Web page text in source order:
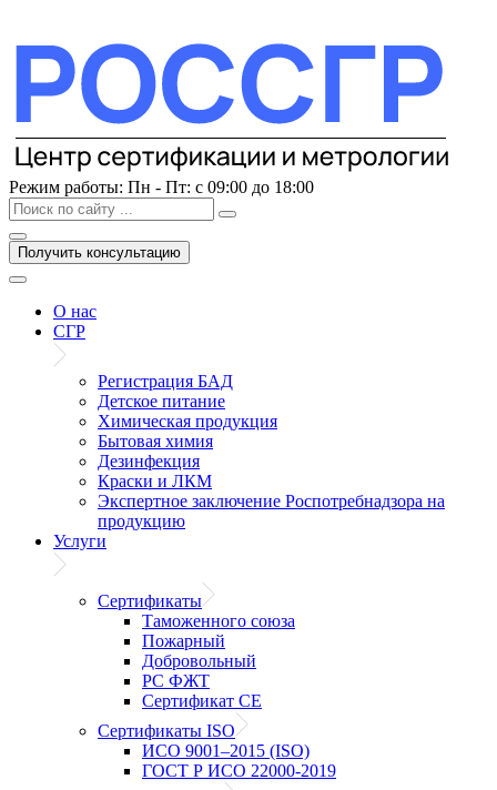
содержимому
Режим работы: Пн - Пт: с 09:00 до 18:00
Получить консультацию
О нас
СГР
Регистрация БАД
Детское питание
Химическая продукция
Бытовая химия
Дезинфекция
Краски и ЛКМ
Экспертное заключение Роспотребнадзора на
продукцию
Услуги
Сертификаты
Таможенного союза
Пожарный
Добровольный
РС ФЖТ
Сертификат CE
Сертификаты ISO
ИСО 9001–2015 (ISO)
ГОСТ Р ИСО 22000-2019